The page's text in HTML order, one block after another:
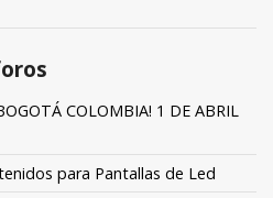
COLOMBIA! 1 DE ABRIL
para Pantallas de Led